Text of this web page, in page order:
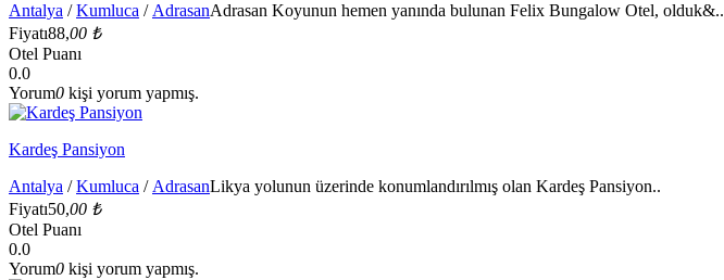
Antalya /Kumluca / AdrasanAdrasan Koyunun hemen yanında bulunan Felix Bungalow Otel, olduk&..
Fiyatı88,00 ₺
Otel Puanı
0.0
Yorum0 kişi yorum yapmış.
Kardeş Pansiyon
Antalya /Kumluca / AdrasanLikya yolunun üzerinde konumlandırılmış olan Kardeş Pansiyon..
Fiyatı50,00 ₺
Otel Puanı
0.0
Yorum0 kişi yorum yapmış.